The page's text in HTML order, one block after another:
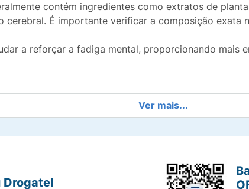
contém ingredientes como extratos de
cerebral. É importante verificar a composição exata
a reforçar a fadiga mental, proporcionando mais
uma cápsula por dia, mas é sempre importante
Ver mais...
Drogatel